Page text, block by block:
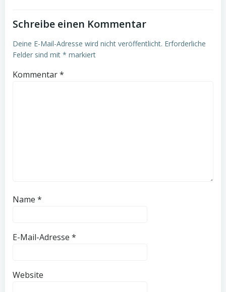
Schreibe einen Kommentar
Deine E-Mail-Adresse wird nicht veröffentlicht. Erforderliche
Felder sind mit * markiert
Kommentar*
Name *
E-Mail-Adresse *
Website